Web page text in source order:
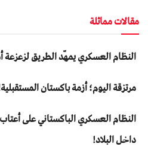
مقالات مماثلة
النظام العسكري يمهّد الطريق لزعزعة
مرتزقة اليوم؛ أزمة باكستان
النظام العسكري الباكستاني على
داخل البلاد!